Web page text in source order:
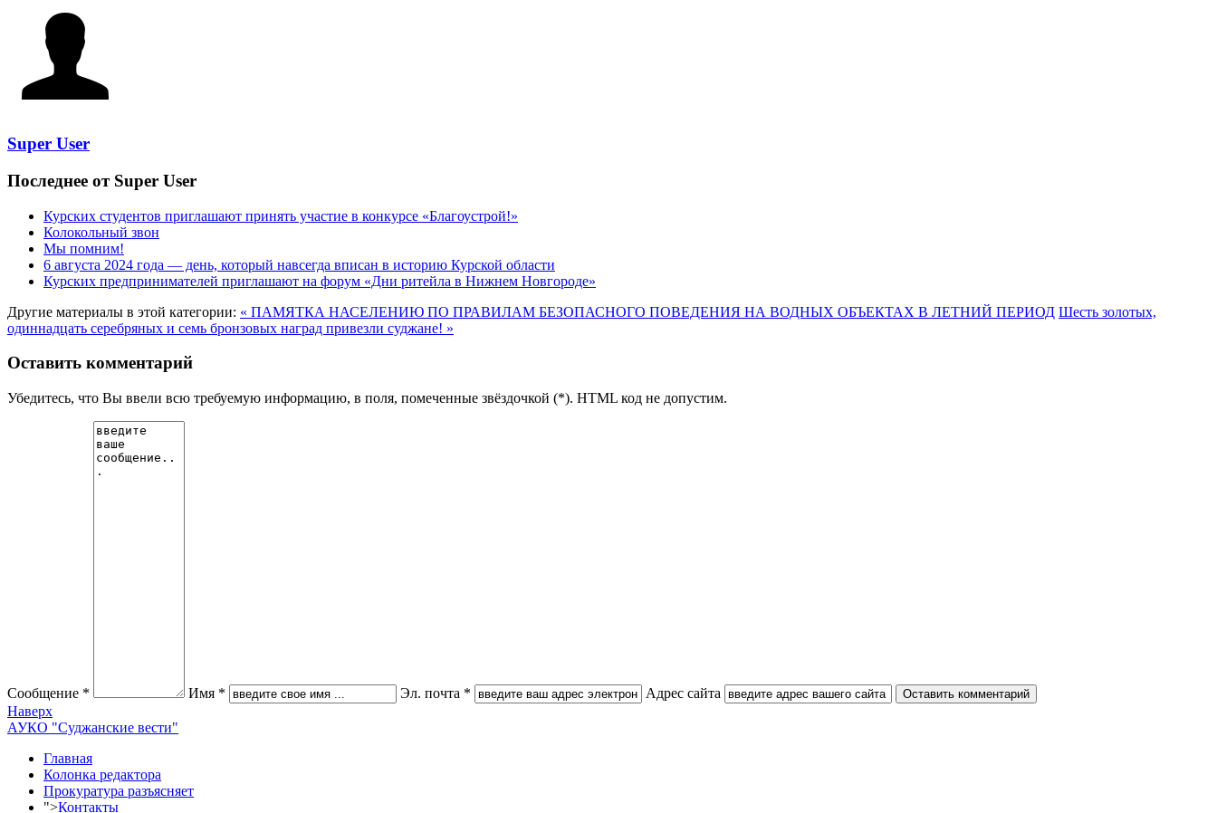
Super User
Последнее от Super User
Курских студентов приглашают принять участие в конкурсе «Благоустрой!»
Колокольный звон
Мы помним!
6 августа 2024 года — день, который навсегда вписан в историю Курской области
Курских предпринимателей приглашают на форум «Дни ритейла в Нижнем Новгороде»
Другие материалы в этой категории: « ПАМЯТКА НАСЕЛЕНИЮ ПО ПРАВИЛАМ БЕЗОПАСНОГО ПОВЕДЕНИЯ НА ВОДНЫХ ОБЪЕКТАХ В ЛЕТНИЙ ПЕРИОД Шесть золотых,
одиннадцать серебряных и семь бронзовых наград привезли суджане! »
Оставить комментарий
Убедитесь, что Вы ввели всю требуемую информацию, в поля, помеченные звёздочкой (*). HTML код не допустим.
Сообщение * Имя * Эл. почта *
Адрес сайта
Наверх
АУКО "Суджанские вести"
Главная
Колонка редактора
Прокуратура разъясняет
">Контакты